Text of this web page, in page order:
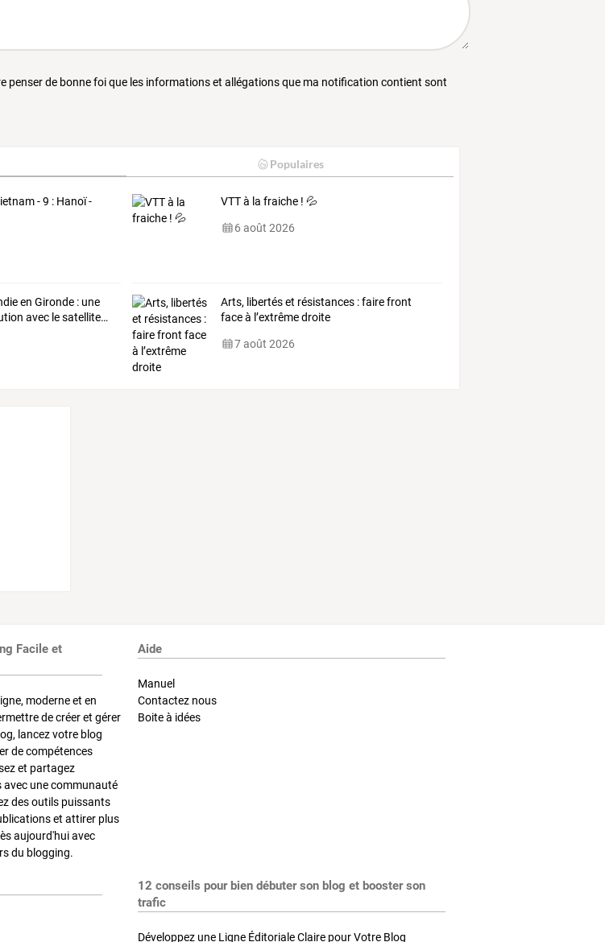
penser de bonne foi que les informations et allégations que ma notification contient sont
Populaires
- 9 : Hanoï -
VTT à la fraiche ! 💦
6 août 2026
en Gironde:une
aveclesatellite…
Arts, libertés et résistances : faire front
face à l’extrême droite
7 août 2026
Facile et
moderne et en
de créer et gérer
lancez votre blog
de compétences
et partagez
une communauté
des outils puissants
et attirer plus
aujourd'hui avec
du blogging.
Aide
Manuel
Contactez nous
Boite à idées
12 conseils pour bien débuter son blog et booster son
trafic
Développez une Ligne Éditoriale Claire pour Votre Blog